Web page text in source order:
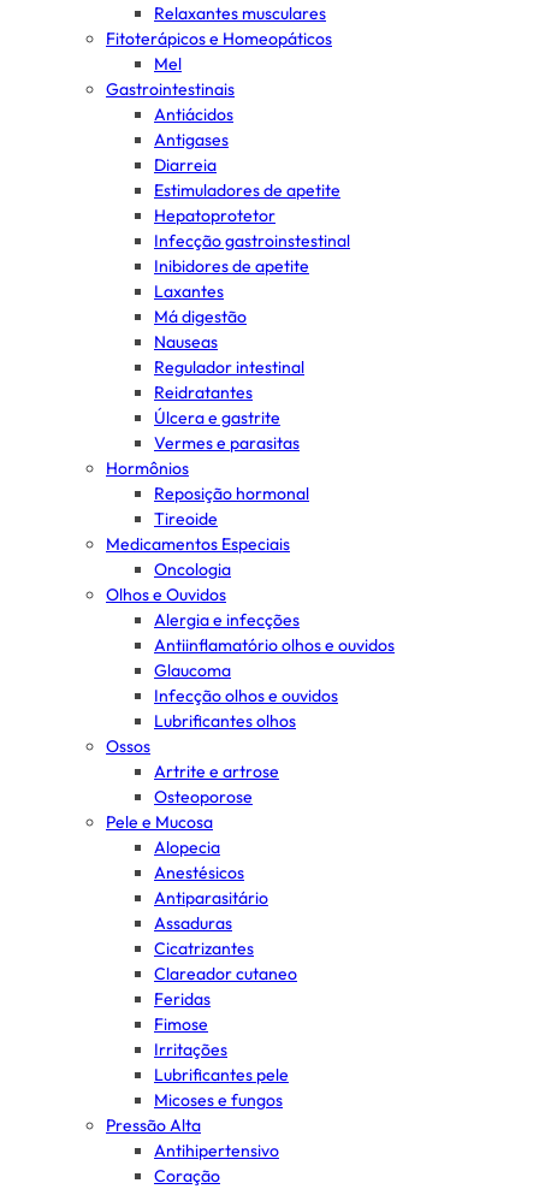
Relaxantes musculares
Fitoterápicos e Homeopáticos
Mel
Gastrointestinais
Antiácidos
Antigases
Diarreia
Estimuladores de apetite
Hepatoprotetor
Infecção gastroinstestinal
Inibidores de apetite
Laxantes
Má digestão
Nauseas
Regulador intestinal
Reidratantes
Úlcera e gastrite
Vermes e parasitas
Hormônios
Reposição hormonal
Tireoide
Medicamentos Especiais
Oncologia
Olhos e Ouvidos
Alergia e infecções
Antiinflamatório olhos e ouvidos
Glaucoma
Infecção olhos e ouvidos
Lubrificantes olhos
Ossos
Artrite e artrose
Osteoporose
Pele e Mucosa
Alopecia
Anestésicos
Antiparasitário
Assaduras
Cicatrizantes
Clareador cutaneo
Feridas
Fimose
Irritações
Lubrificantes pele
Micoses e fungos
Pressão Alta
Antihipertensivo
Coração